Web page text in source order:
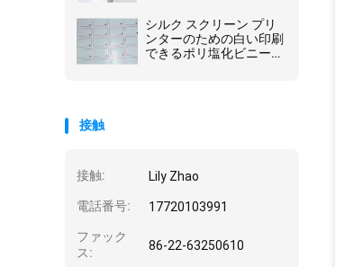
シルク スクリーン プリ
ンターのための白い印刷
できるポリ塩化ビニール
接触
接触: Lily Zhao
電話番号: 17720103991
ファック
ス:
86-22-63250610